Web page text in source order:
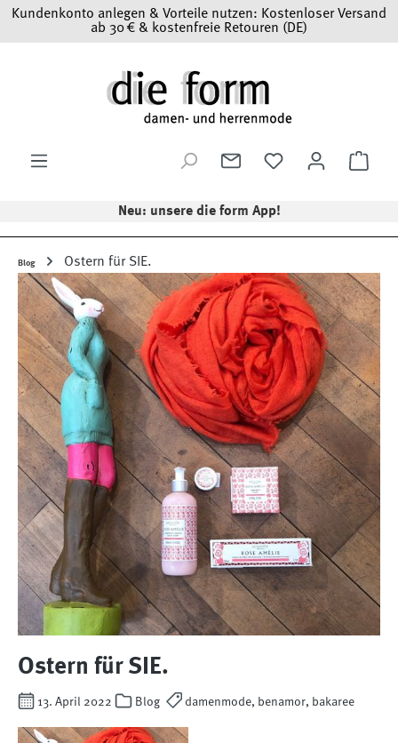
Zum Hauptinhalt springen
Kundenkonto anlegen & Vorteile nutzen: Kostenloser Versand
ab 30 € & kostenfreie Retouren (DE)
Neu: unsere die form App!
Blog Ostern für SIE.
Ostern für SIE.
13. April 2022 Blog damenmode, benamor, bakaree